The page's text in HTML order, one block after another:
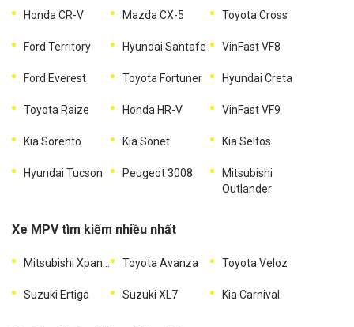
Honda CR-V Mazda CX-5 Toyota Cross
Ford Territory Hyundai Santafe VinFast VF8
Ford Everest Toyota Fortuner Hyundai Creta
Toyota Raize Honda HR-V VinFast VF9
Kia Sorento Kia Sonet Kia Seltos
Hyundai Tucson Peugeot 3008
Mitsubishi
Outlander
Xe MPV tìm kiếm nhiều nhất
Mitsubishi Xpander Toyota Avanza Toyota Veloz
Suzuki Ertiga Suzuki XL7 Kia Carnival